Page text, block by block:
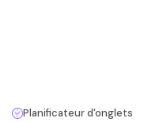
Planificateur d'onglets